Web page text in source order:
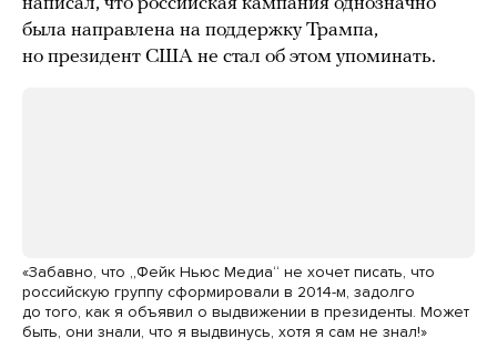
была направлена на поддержку Трампа,
но президент США не стал об этом упоминать.
«Забавно, что „Фейк Ньюс Медиа“ не хочет писать, что
российскую группу сформировали в 2014-м, задолго
до того, как я объявил о выдвижении в президенты. Может
быть, они знали, что я выдвинусь, хотя я сам не знал!»